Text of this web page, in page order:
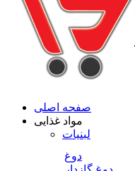
صفحه اصلی
مواد غذایی
لبنیات
دوغ